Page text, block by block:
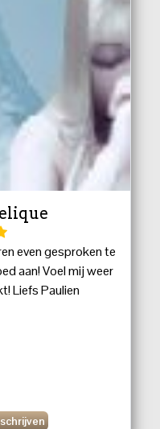
even gesproken te
aan! Voel mij weer
Liefs Paulien